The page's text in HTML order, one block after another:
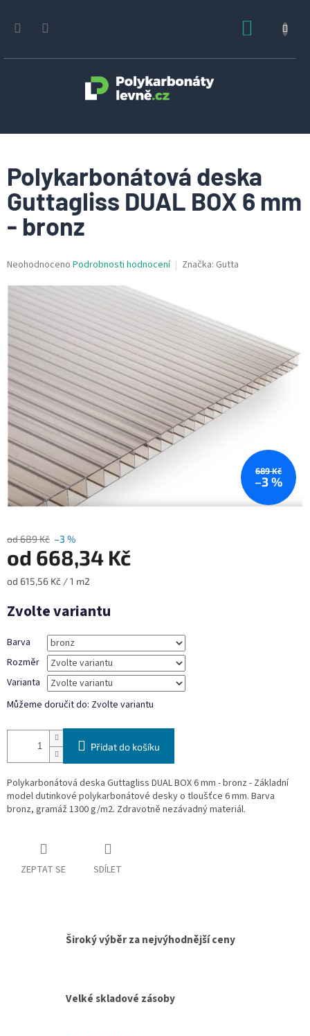
obsah
Polykarbonátová deska
Guttagliss DUAL BOX 6 mm
- bronz
Průměrné
0,0
z
5
hvězdiček.
Neohodnoceno Podrobnosti hodnocení Značka: Gutta
689 Kč
–3 %
od 689 Kč –3 %
od 668,34 Kč
Měrná
od 615,56 Kč / 1 m2
Zvolte variantu
Barva
Rozměr
Varianta
Můžeme doručit do: Zvolte variantu
Přidat do košíku
Polykarbonátová deska Guttagliss DUAL BOX 6 mm - bronz - Základní
model dutinkové polykarbonátové desky o tloušťce 6 mm. Barva
bronz, gramáž 1300 g/m2. Zdravotně nezávadný materiál.
ZEPTAT SE SDÍLET
Široký výběr za nejvýhodnější ceny
Velké skladové zásoby